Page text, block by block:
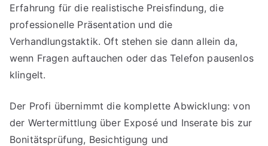
Erfahrung für die realistische Preisfindung, die
professionelle Präsentation und die
Verhandlungstaktik. Oft stehen sie dann allein da,
wenn Fragen auftauchen oder das Telefon pausenlos
klingelt.
Der Profi übernimmt die komplette Abwicklung: von
der Wertermittlung über Exposé und Inserate bis zur
Bonitätsprüfung, Besichtigung und